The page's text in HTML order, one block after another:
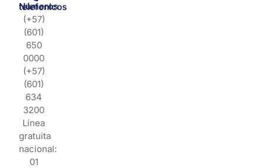
Números telefonicos
(+57)
(601)
650
0000
(+57)
(601)
634
3200
Línea
gratuita
nacional:
01